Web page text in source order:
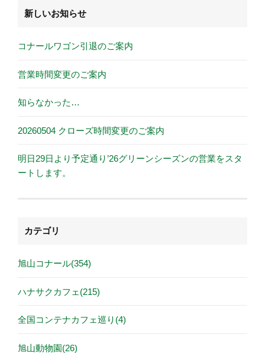
新しいお知らせ
コナールワゴン引退のご案内
営業時間変更のご案内
知らなかった…
20260504 クローズ時間変更のご案内
明日29日より予定通り’26グリーンシーズンの営業をスタ
ートします。
カテゴリ
旭山コナール(354)
ハナサクカフェ(215)
全国コンテナカフェ巡り(4)
旭山動物園(26)